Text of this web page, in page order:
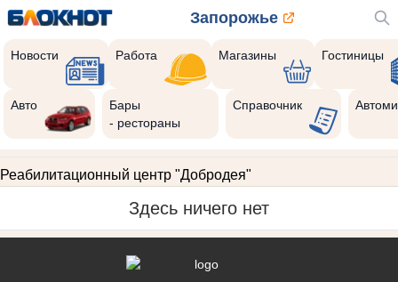
Запорожье
Новости Работа Магазины Гостиницы
Авто
Бары
- рестораны
Справочник
Реабилитационный центр "Добродея"
Здесь ничего нет